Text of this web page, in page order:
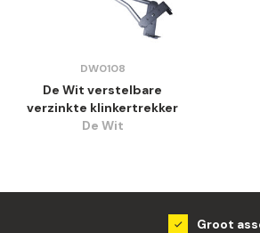
DW0108
De Wit verstelbare
verzinkte klinkertrekker
De Wit
Groot